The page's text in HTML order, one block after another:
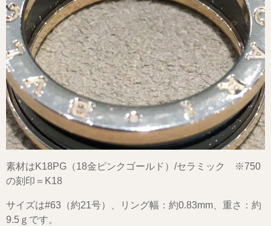
素材はK18PG（18金ピンクゴールド）/セラミック ※750
の刻印＝K18
サイズは#63（約21号）、リング幅：約0.83mm、重さ：約
9.5ｇです。